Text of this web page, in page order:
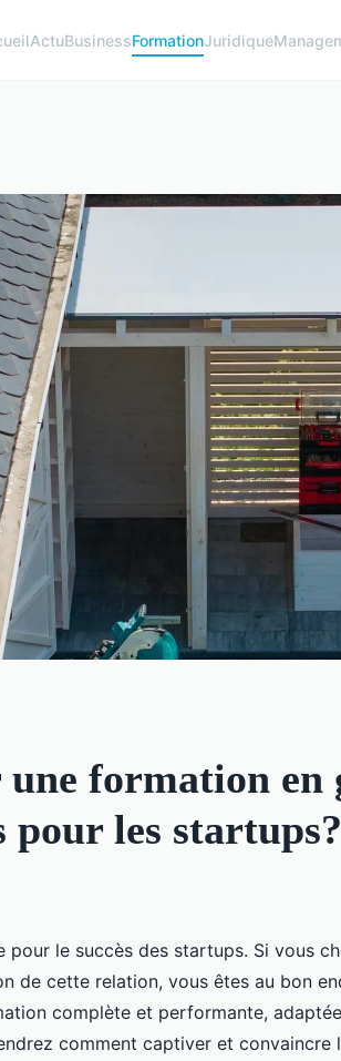
ActuBusinessFormationJuridique
formation en
pour les startups?
le succès des startups. Si vous
de cette relation, vous êtes au bon
complète et performante,
comment captiver et convaincre